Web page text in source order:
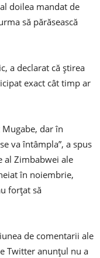
doilea mandat de
să părăsească
a declarat că știrea
exact cât timp ar
dar în
va întâmpla”, a spus
al Zimbabwei ale
în noiembrie,
forțat să
de comentarii ale
Twitter anunțul nu a